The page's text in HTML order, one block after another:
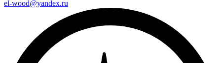
el-wood@yandex.ru